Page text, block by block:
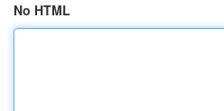
No HTML